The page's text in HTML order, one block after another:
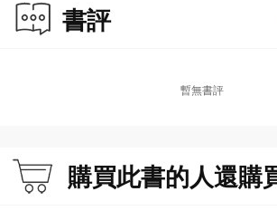
書評
暫無書評
購買此書的人還購